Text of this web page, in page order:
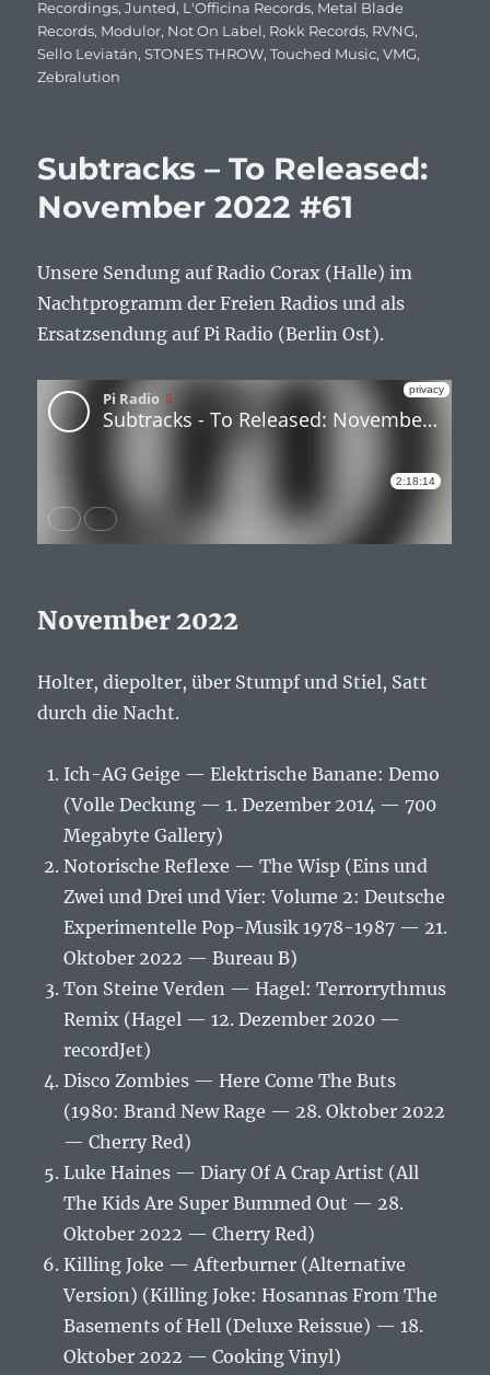
Recordings,Junted, L'Officina Records, Metal Blade
Records, Modulor, Not On Label, Rokk Records, RVNG,
Sello Leviatán,STONES THROW,Touched Music,VMG,
Zebralution
Subtracks – To Released:
November 2022 #61
Unsere Sendung auf Radio Corax (Halle) im
Nachtprogramm der Freien Radios und als
Ersatzsendung auf Pi Radio (Berlin Ost).
November 2022
Holter, diepolter, über Stumpf und Stiel, Satt
durch die Nacht.
Ich-AG Geige — Elektrische Banane: Demo
(Volle Deckung — 1. Dezember 2014 — 700
Megabyte Gallery)
Notorische Reflexe — The Wisp (Eins und
Zwei und Drei und Vier: Volume 2: Deutsche
Experimentelle Pop-Musik 1978-1987 — 21.
Oktober 2022 — Bureau B)
Ton Steine Verden — Hagel: Terrorrythmus
Remix (Hagel — 12. Dezember 2020 —
recordJet)
Disco Zombies — Here Come The Buts
(1980: Brand New Rage — 28. Oktober 2022
— Cherry Red)
Luke Haines — Diary Of A Crap Artist (All
The Kids Are Super Bummed Out — 28.
Oktober 2022 — Cherry Red)
Killing Joke — Afterburner (Alternative
Version) (Killing Joke: Hosannas From The
Basements of Hell (Deluxe Reissue) — 18.
Oktober 2022 — Cooking Vinyl)